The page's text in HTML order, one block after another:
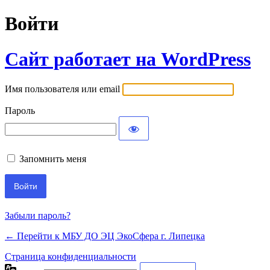
Войти
Сайт работает на WordPress
Имя пользователя или email
Пароль
Запомнить меня
Забыли пароль?
← Перейти к МБУ ДО ЭЦ ЭкоСфера г. Липецка
Страница конфиденциальности